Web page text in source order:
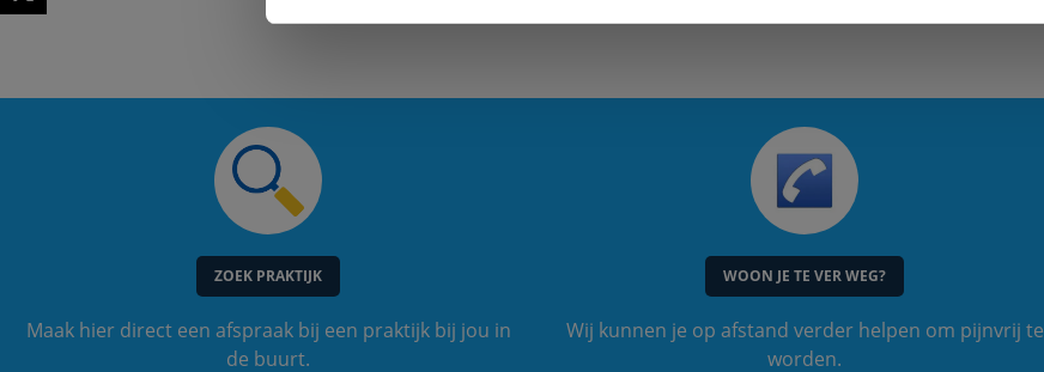
ZOEK PRAKTIJK
Maak hier direct een afspraak bij een praktijk bij jou in
de buurt.
WOON JE TE VER WEG?
Wij kunnen je op afstand verder helpen om pijnvrij te
worden.